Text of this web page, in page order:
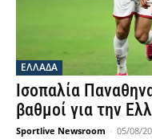
ΕΛΛΑΔΑ
Ισοπαλία
βαθμοί για την
Sportlive Newsroom - 05/08/